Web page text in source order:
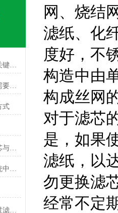
防静电滤芯滤筒在工业除尘中的关键作用
贺德克液压油滤芯在使用过程中需要定期更换吗？
式
如何区分滤芯型号那种是吸油滤芯与回油滤芯
晴空生产的液压滤芯在各种油系统中的应用方法
贺德克液压油滤芯的工作原理与过滤机制分析
网、烧结
滤纸、化
度好，不
构造中由
构成丝网
对于滤芯
是，如果
滤纸，以
勿更换滤
经常不定